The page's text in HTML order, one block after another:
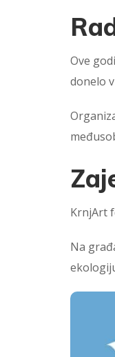
Ove
donelo
KrnjArt
Na